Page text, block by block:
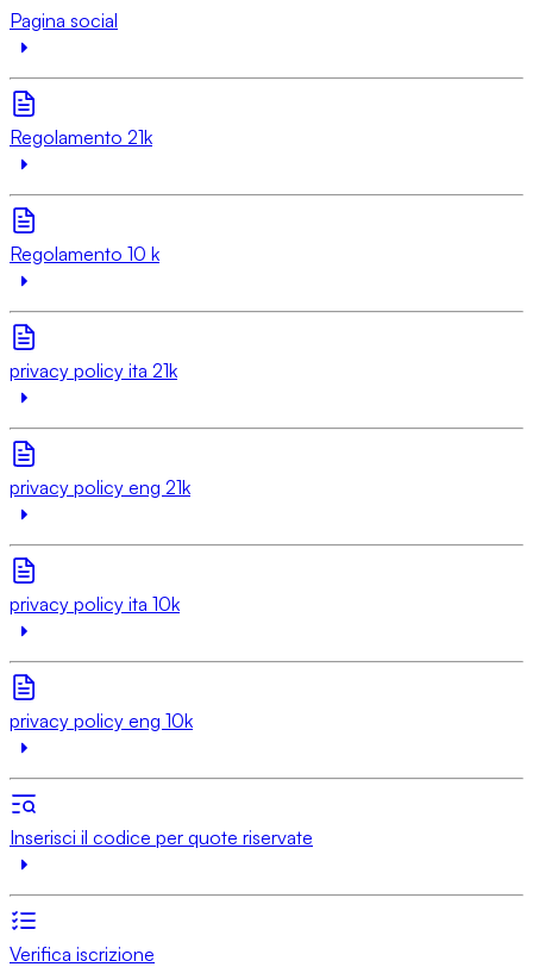
Pagina social
Regolamento 21k
Regolamento 10 k
privacy policy ita 21k
privacy policy eng 21k
privacy policy ita 10k
privacy policy eng 10k
Inserisci il codice per quote riservate
Verifica iscrizione